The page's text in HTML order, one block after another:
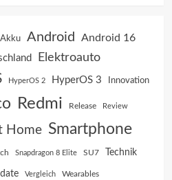
Akku Android Android 16
Elektroauto
HyperOS 2 HyperOS 3 Innovation
Redmi Release Review
Home Smartphone
Snapdragon 8 Elite SU7 Technik
Vergleich Wearables